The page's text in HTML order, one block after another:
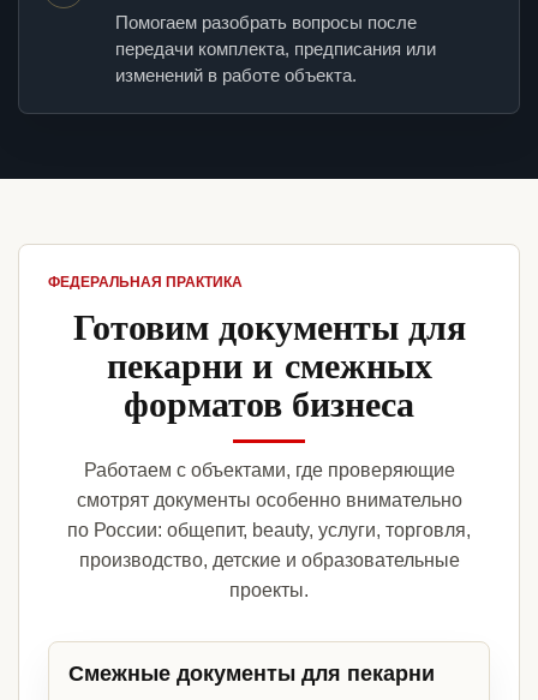
Помогаем разобрать вопросы после
передачи комплекта, предписания или
изменений в работе объекта.
ФЕДЕРАЛЬНАЯ ПРАКТИКА
Готовим документы для
пекарни и смежных
форматов бизнеса
Работаем с объектами, где проверяющие
смотрят документы особенно внимательно
по России: общепит, beauty, услуги, торговля,
производство, детские и образовательные
проекты.
Смежные документы для пекарни